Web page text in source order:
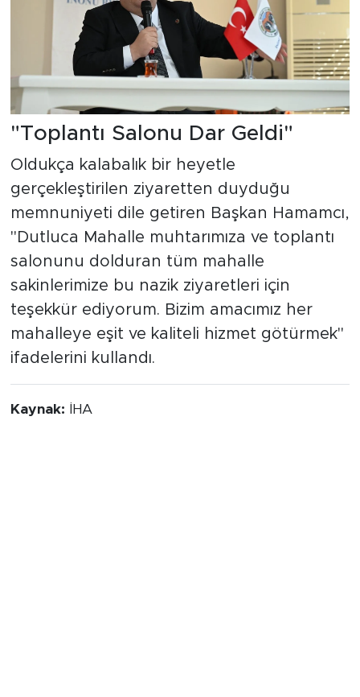
"Toplantı Salonu Dar Geldi"
Oldukça kalabalık bir heyetle
gerçekleştirilen ziyaretten duyduğu
memnuniyeti dile getiren Başkan Hamamcı,
"Dutluca Mahalle muhtarımıza ve toplantı
salonunu dolduran tüm mahalle
sakinlerimize bu nazik ziyaretleri için
teşekkür ediyorum. Bizim amacımız her
mahalleye eşit ve kaliteli hizmet götürmek"
ifadelerini kullandı.
Kaynak: İHA